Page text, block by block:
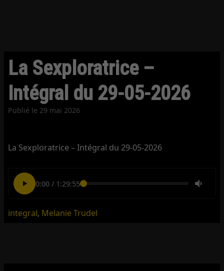
La Sexploratrice –
Intégral du 29-05-2026
Publié le 29 mai 2026
La Sexploratrice – Intégral du 29-05-2026
0:00/ 1:29:55
integral, Melanie Trudel